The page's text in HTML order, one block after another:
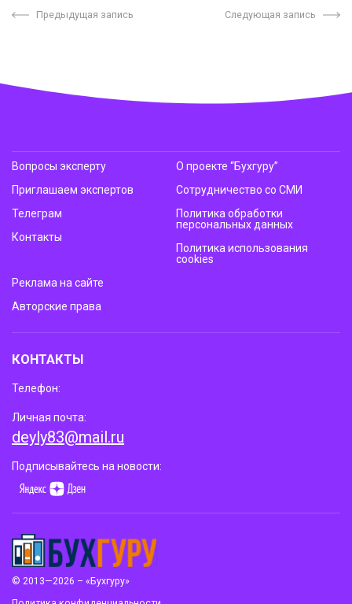
Предыдущая запись Следующая запись
© 2013—2026 – «Бухгуру»
Вопросы эксперту
Приглашаем экспертов
Телеграм
Контакты
О проекте “Бухгуру”
Сотрудничество со СМИ
Политика обработки
персональных данных
Политика использования
cookies
Реклама на сайте
Авторские права
КОНТАКТЫ
Телефон:
Личная почта:
deyly83@mail.ru
Подписывайтесь на новости: